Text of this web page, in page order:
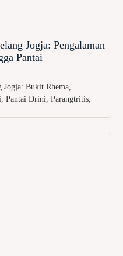
Jogja: Pengalaman
Pantai
Jogja: Bukit Rhema,
Pantai Drini, Parangtritis,